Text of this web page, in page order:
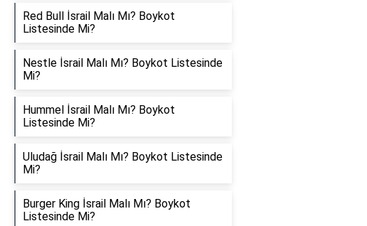
Red Bull İsrail Malı Mı? Boykot
Listesinde Mi?
Nestle İsrail Malı Mı? Boykot Listesinde
Mi?
Hummel İsrail Malı Mı? Boykot
Listesinde Mi?
Uludağ İsrail Malı Mı? Boykot Listesinde
Mi?
Burger King İsrail Malı Mı? Boykot
Listesinde Mi?